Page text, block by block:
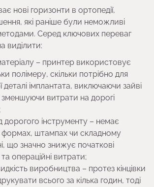
нові горизонти в ортопедії,
які раніше були неможливі
Серед ключових переваг
виділити:
– принтер використовує
полімеру, скільки потрібно для
деталі імплантата, виключаючи зайві
зменшуючи витрати на дорогі
дорогого інструменту – немає
штампах чи складному
що значно знижує початкові
операційні витрати;
виробництва – протез кінцівки
всього за кілька годин, тоді